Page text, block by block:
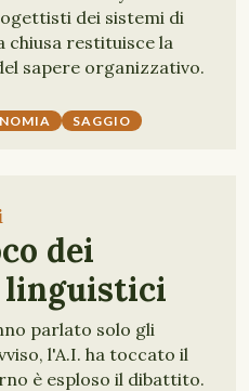
dei sistemi di
chiusa restituisce la
sapere organizzativo.
SAGGIO
dei
linguistici
parlato solo gli
l'A.I. ha toccato il
è esploso il dibattito.